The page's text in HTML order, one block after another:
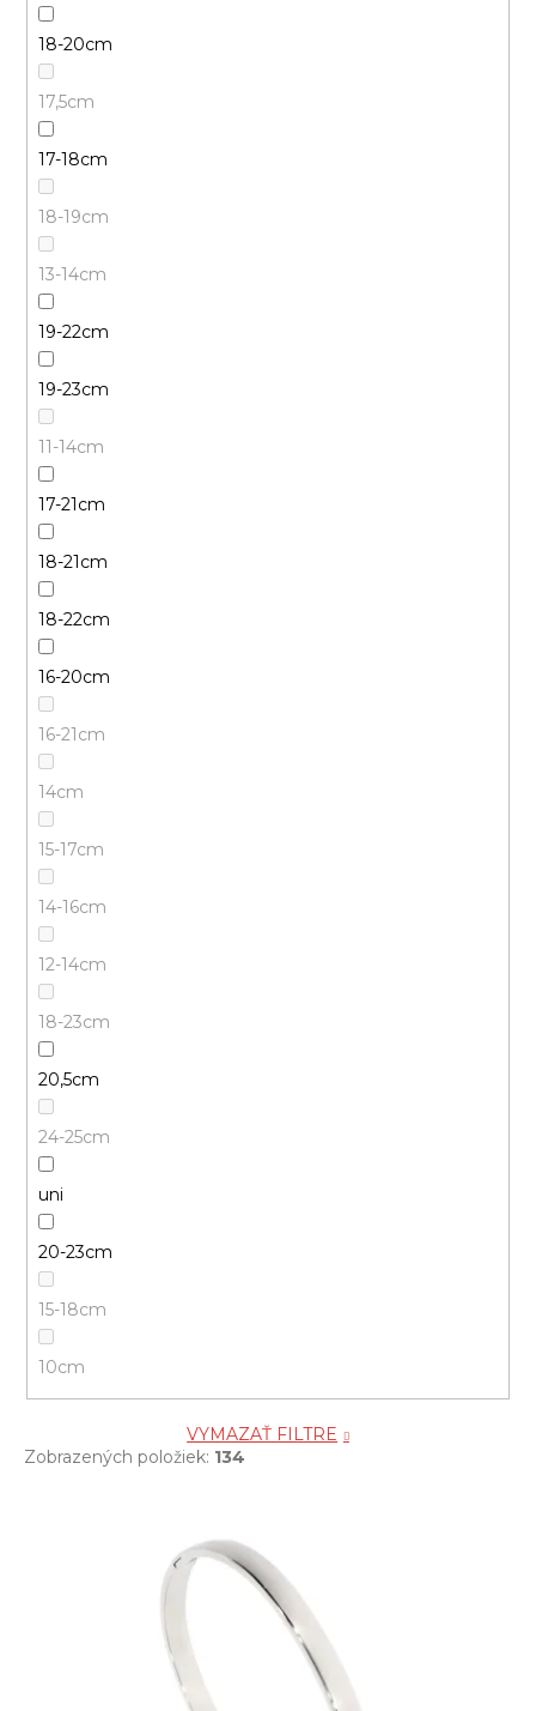
18-20cm
17,5cm
17-18cm
18-19cm
13-14cm
19-22cm
19-23cm
11-14cm
17-21cm
18-21cm
18-22cm
16-20cm
16-21cm
14cm
15-17cm
14-16cm
12-14cm
18-23cm
20,5cm
24-25cm
uni
20-23cm
15-18cm
10cm
VYMAZAŤ FILTRE
Zobrazených položiek: 134